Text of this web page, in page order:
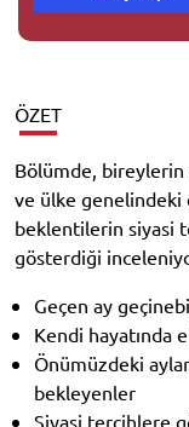
ÖZET
Bölümde, bireylerin
ve ülke
beklentilerin siyasi
gösterdiği
Geçen ay
Kendi hayatında
Önümüzdeki
bekleyenler
Siyasi tercihlere